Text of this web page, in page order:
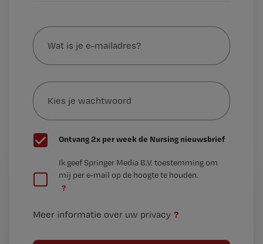
Wat
is
je
mailadres?
Kies
je
wachtwoord
G
e
t
Ontvang 2x per week de Nursing nieuwsbrief
e
t
Ik geef Springer Media B.V. toestemming om
mij per e-mail op de hoogte te houden.
?
Meer informatie over uw privacy ?